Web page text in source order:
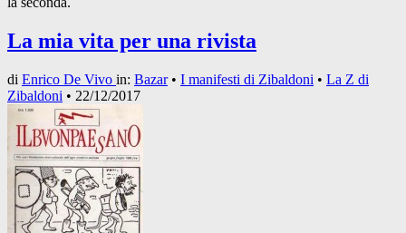
La mia vita per una rivista
di Enrico De Vivo in: Bazar• I manifesti di Zibaldoni • La Z di
Zibaldoni • 22/12/2017